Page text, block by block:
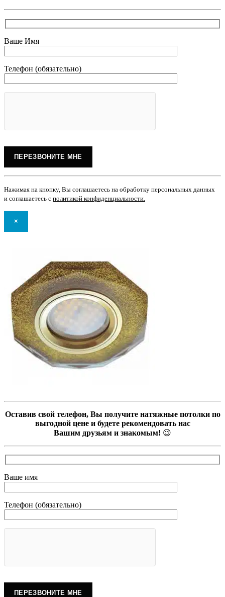
Ваше Имя
Телефон (обязательно)
Нажимая на кнопку, Вы соглашаетесь на обработку персональных данных
и соглашаетесь с политикой конфиденциальности.
×
Оставив свой телефон, Вы получите натяжные потолки по
выгодной цене и будете рекомендовать нас
Вашим друзьям и знакомым! 😉
Ваше имя
Телефон (обязательно)